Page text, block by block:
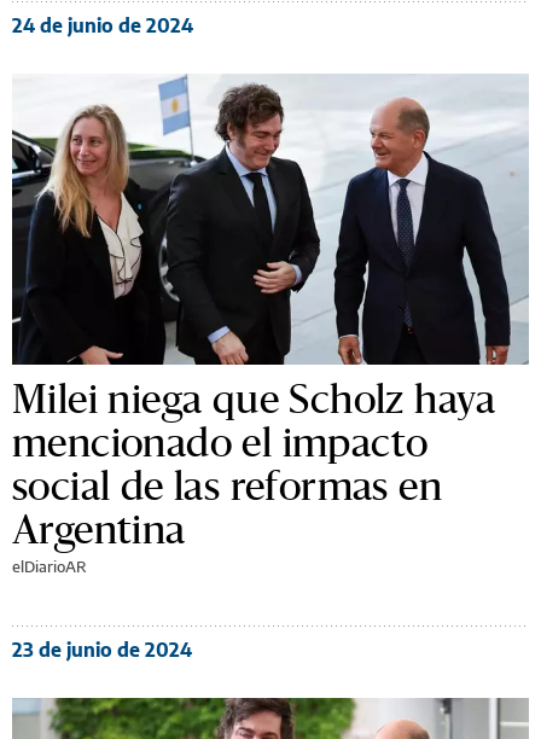
24 de junio de 2024
Milei niega que Scholz haya
mencionado el impacto
social de las reformas en
Argentina
elDiarioAR
23 de junio de 2024